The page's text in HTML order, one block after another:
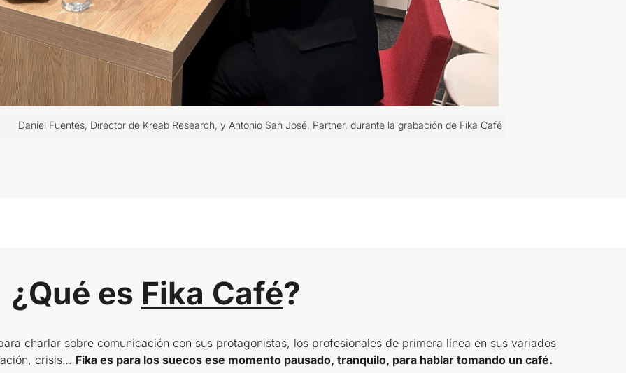
Daniel Fuentes, Director de Kreab Research, y Antonio San José, Partner, durante la grabación de Fika Café
¿Qué es Fika Café?
charlar sobre comunicación con sus protagonistas, los profesionales de primera línea en sus variados
crisis… Fika es para los suecos ese momento pausado, tranquilo, para hablar tomando un café.